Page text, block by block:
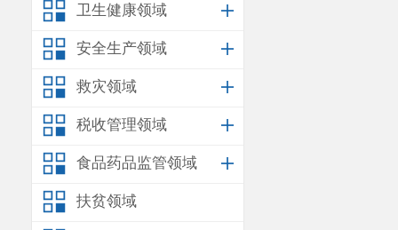
卫生健康领域
安全生产领域
救灾领域
税收管理领域
食品药品监管领域
扶贫领域